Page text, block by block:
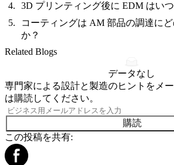
3D プリンティング後に EDM はい
コーティングは AM 部品の調達に
か？
Related Blogs
データなし
専門家による設計と製造のヒントをメ
は購読してください。
購読
この投稿を共有: